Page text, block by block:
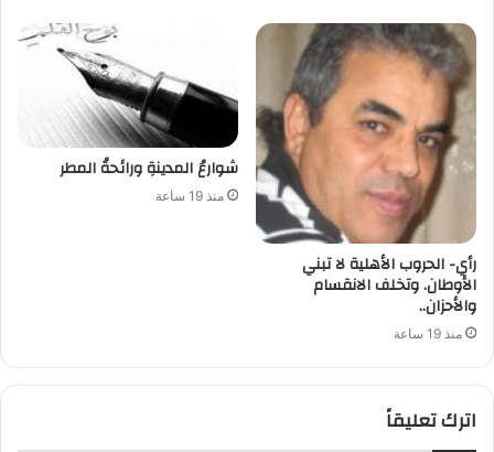
رأي- الحروب الأهلية لا تبني
الأوطان. وتخلف الانقسام
والأحزان..
منذ 19 ساعة
شوارعُ المدينةِ ورائحةُ المطر
منذ 19 ساعة
اترك تعليقاً